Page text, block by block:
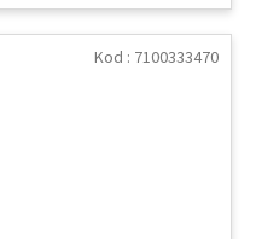
Kod : 7100333470